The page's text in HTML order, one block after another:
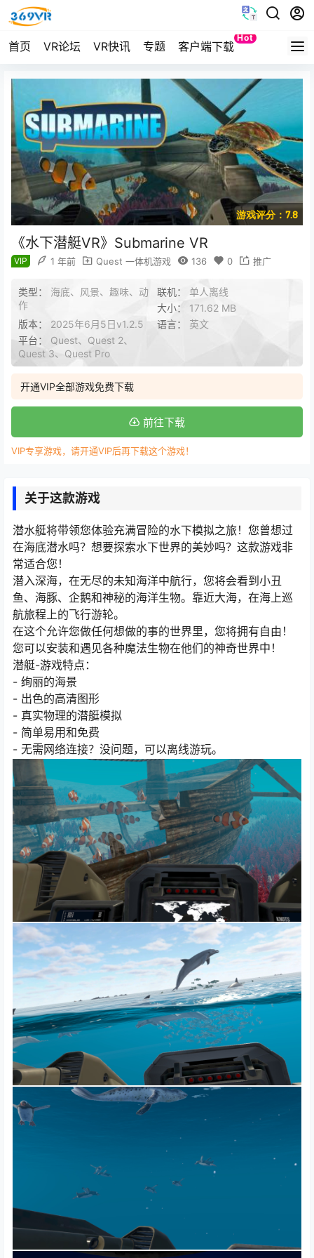
首页 VR论坛 VR快讯 专题 客户端下载
Hot
Quest
游戏评分：7.8
《水下潜艇VR》Submarine VR
VIP 1 年前 Quest 一体机游戏 136 0 推广
类型： 海底、风景、趣味、动
作
联机： 单人离线
大小： 171.62 MB
版本： 2025年6月5日v1.2.5 语言： 英文
平台： Quest、Quest 2、
Quest 3、Quest Pro
开通VIP全部游戏免费下载
前往下载
VIP专享游戏，请开通VIP后再下载这个游戏！
关于这款游戏
潜水艇将带领您体验充满冒险的水下模拟之旅！您曾想过
在海底潜水吗？想要探索水下世界的美妙吗？这款游戏非
常适合您！
潜入深海，在无尽的未知海洋中航行，您将会看到小丑
鱼、海豚、企鹅和神秘的海洋生物。靠近大海，在海上巡
航旅程上的飞行游轮。
在这个允许您做任何想做的事的世界里，您将拥有自由！
您可以安装和遇见各种魔法生物在他们的神奇世界中！
潜艇-游戏特点：
- 绚丽的海景
- 出色的高清图形
- 真实物理的潜艇模拟
- 简单易用和免费
- 无需网络连接？没问题，可以离线游玩。